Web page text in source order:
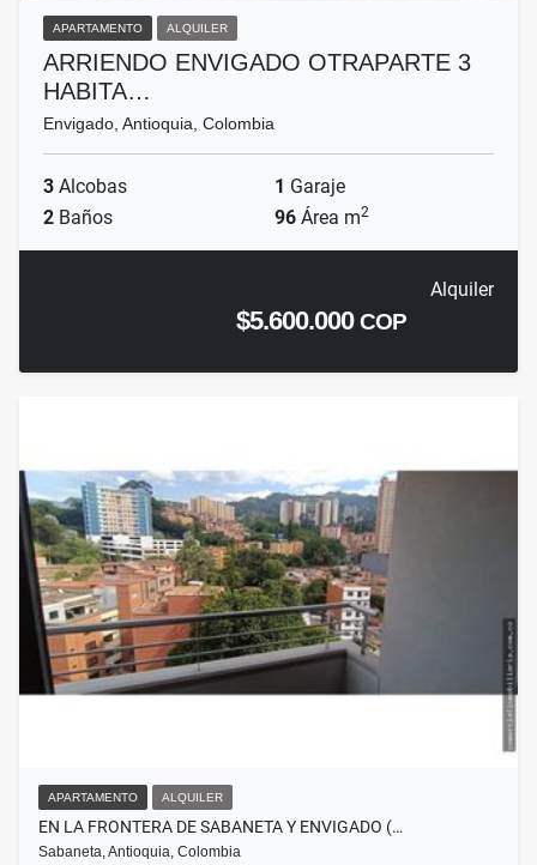
APARTAMENTO ALQUILER
ARRIENDO ENVIGADO OTRAPARTE 3
HABITA…
Envigado, Antioquia, Colombia
3 Alcobas 1 Garaje
2 Baños 96 Área m2
Alquiler
$5.600.000COP
APARTAMENTO ALQUILER
EN LA FRONTERA DE SABANETA Y ENVIGADO (…
Sabaneta, Antioquia, Colombia